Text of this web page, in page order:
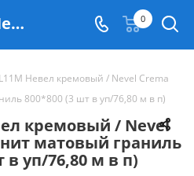
8080NVL11M Невел кремовый / Nevel Crema Керамогранит матовый граниль 800*800 (3 шт в уп/76,80 м в п) - купить в Екатеринбурге 0
Невел кремовый / Nevel Crema
800*800 (3 шт в уп/76,80 м в п)
кремовый / Nevel
матовый граниль
в уп/76,80 м в п)